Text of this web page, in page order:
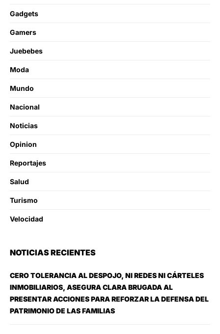
Gadgets
Gamers
Juebebes
Moda
Mundo
Nacional
Noticias
Opinion
Reportajes
Salud
Turismo
Velocidad
NOTICIAS RECIENTES
CERO TOLERANCIA AL DESPOJO, NI REDES NI CÁRTELES
INMOBILIARIOS, ASEGURA CLARA BRUGADA AL
PRESENTAR ACCIONES PARA REFORZAR LA DEFENSA DEL
PATRIMONIO DE LAS FAMILIAS